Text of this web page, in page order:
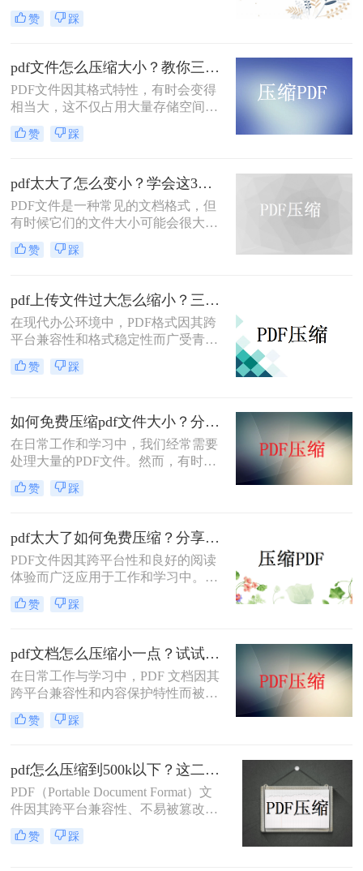
而，当PDF文件体积过大时，会给存
储和传输带来诸多不便。那么pdf怎么
种免费且实用的PDF压缩方法。
赞 踩
pdf文件怎么压缩大小？教你三种实用压缩方法！
PDF文件因其格式特性，有时会变得
相当大，这不仅占用大量存储空间，
还可能影响传输速度。那么pdf文件怎
么压缩大小呢？本文将介绍三种有效
赞 踩
pdf太大了怎么变小？学会这3个方法就够了！
PDF文件是一种常见的文档格式，但
有时候它们的文件大小可能会很大，
难以通过电子邮件或其他方式共享。
在这种情况下，大家可以使用以下方
大了怎么变小吧。
赞 踩
pdf上传文件过大怎么缩小？三招助你轻松缩小！
在现代办公环境中，PDF格式因其跨
平台兼容性和格式稳定性而广受青
睐。然而，高清图片、复杂布局和丰
富内容往往导致PDF文件体积庞大，
绍三种简单实用的PDF压缩技巧，助
你轻松优化PDF文件，提升文档传输
效率。
赞 踩
如何免费压缩pdf文件大小？分享二个实用压缩方法！
在日常工作和学习中，我们经常需要
处理大量的PDF文件。然而，有时候
PDF文件过大，不仅占用存储空间，
还会影响上传和分享的速度。为了解
文将介绍两种免费压缩PDF文件大小
的方法。
赞 踩
pdf太大了如何免费压缩？分享二种压缩方法！
PDF文件因其跨平台性和良好的阅读
体验而广泛应用于工作和学习中。然
而，有时PDF文件体积过大，不仅占
用存储空间，还会影响传输速度。那
介绍两种免费压缩PDF文件的方法。
赞 踩
pdf文档怎么压缩小一点？试试这5个压缩方法！
在日常工作与学习中，PDF 文档因其
跨平台兼容性和内容保护特性而被广
泛使用。然而，当 PDF 文件中包含大
量高分辨率图片、内嵌字体或复杂图
不仅占用存储空间，还经常因超过邮
箱附件限制或上传耗时过长而影响办
公效率。那么PDF 文档怎么压缩小一
点呢？本文从压缩效果、操作难度、
处理速度、隐私安全四个维度，对比
五种主流压缩方案，帮助您根据实际
赞 踩
pdf怎么压缩到500k以下？这二种压缩方法你可以轻松学会！
PDF（Portable Document Format）文
件因其跨平台兼容性、不易被篡改的
特性以及保持文档格式一致性的能
力，在日常办公和文件分享中得到了
赞 踩